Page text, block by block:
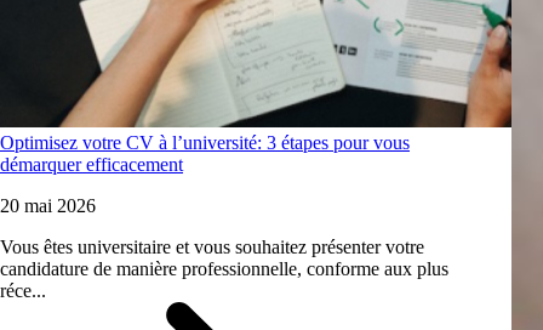
Optimisez votre CV à l’université: 3 étapes pour vous
démarquer efficacement
20 mai 2026
Vous êtes universitaire et vous souhaitez présenter votre
candidature de manière professionnelle, conforme aux plus
réce...